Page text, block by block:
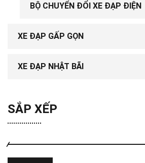
BỘ CHUYỂN ĐỔI XE ĐẠP ĐIỆN
XE ĐẠP GẤP GỌN
XE ĐẠP NHẬT BÃI
SẮP XẾP